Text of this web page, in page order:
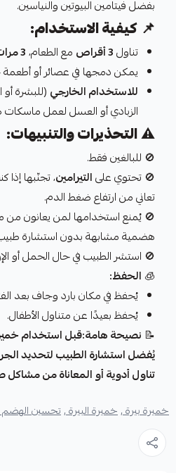
بفضل فيتامين البيوتين والنياسين.
📌 كيفية الاستخدام:
تناول3 أقراص مع الطعام،3 مرات يوميًا
يمكن دمجها في عصائر أو
للاستخدام الخارجي (للبشرة
الزبادي أو العسل لعمل ماسكات
⚠️التحذيرات والتنبيهات:
🚫 للبالغين فقط.
🚫 تحتوي علىالتيرامين
تعاني من ارتفاع ضغط الدم.
🚫 يُمنع استخدامها لمن يعانون
هضمية مشابهة بدون استشارة
🚫 استشر الطبيب في حال الحمل أو
🧊 الحفظ:
يُحفظ في مكان بارد وجاف بعد
يُحفظ بعيدًا عن متناول الأطفال.
📝 نصيحة هامة:قبل استخدام
يُفضل استشارة الطبيب لتحديد
تناول أدوية أو المعاناة من
خميرة بيرة ,خميرة البيرة ,تحسين